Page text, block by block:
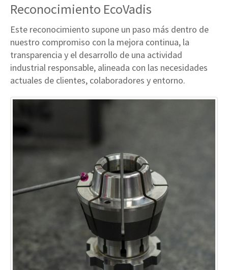
Reconocimiento EcoVadis
Este reconocimiento supone un paso más dentro de
nuestro compromiso con la mejora continua, la
transparencia y el desarrollo de una actividad
industrial responsable, alineada con las necesidades
actuales de clientes, colaboradores y entorno.